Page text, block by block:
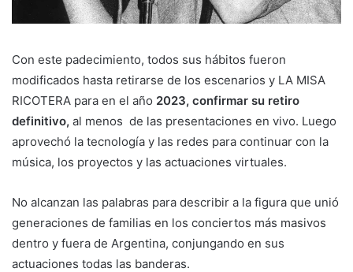
Con este padecimiento, todos sus hábitos fueron
modificados hasta retirarse de los escenarios y LA MISA
RICOTERA para en el año 2023, confirmar su retiro
definitivo, al menos de las presentaciones en vivo. Luego
aprovechó la tecnología y las redes para continuar con la
música, los proyectos y las actuaciones virtuales.
No alcanzan las palabras para describir a la figura que unió
generaciones de familias en los conciertos más masivos
dentro y fuera de Argentina, conjungando en sus
actuaciones todas las banderas.